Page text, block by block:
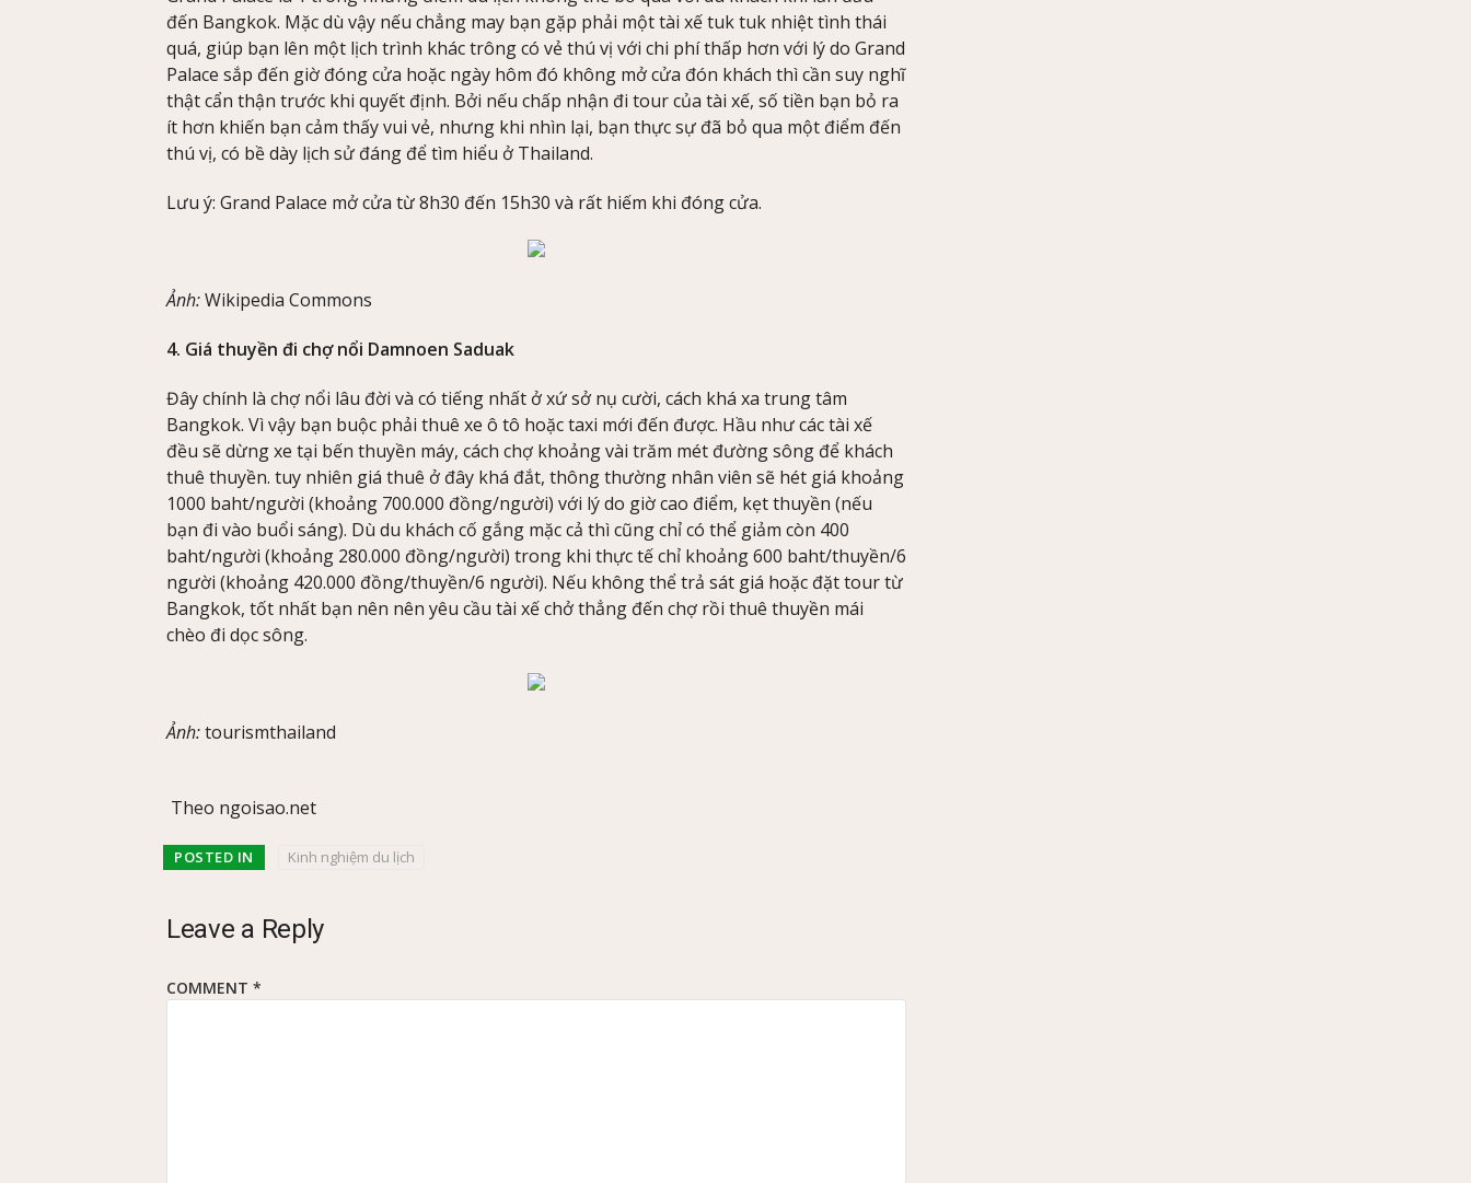
đến Bangkok. Mặc dù vậy nếu chẳng may bạn gặp phải một tài xế tuk tuk nhiệt tình thái
quá, giúp bạn lên một lịch trình khác trông có vẻ thú vị với chi phí thấp hơn với lý do Grand
Palace sắp đến giờ đóng cửa hoặc ngày hôm đó không mở cửa đón khách thì cần suy nghĩ
thật cẩn thận trước khi quyết định. Bởi nếu chấp nhận đi tour của tài xế, số tiền bạn bỏ ra
ít hơn khiến bạn cảm thấy vui vẻ, nhưng khi nhìn lại, bạn thực sự đã bỏ qua một điểm đến
thú vị, có bề dày lịch sử đáng để tìm hiểu ở Thailand.
Lưu ý: Grand Palace mở cửa từ 8h30 đến 15h30 và rất hiếm khi đóng cửa.
Ảnh:Wikipedia Commons
4. Giá thuyền đi chợ nổi Damnoen Saduak
Đây chính là chợ nổi lâu đời và có tiếng nhất ở xứ sở nụ cười, cách khá xa trung tâm
Bangkok. Vì vậy bạn buộc phải thuê xe ô tô hoặc taxi mới đến được. Hầu như các tài xế
đều sẽ dừng xe tại bến thuyền máy, cách chợ khoảng vài trăm mét đường sông để khách
thuê thuyền. tuy nhiên giá thuê ở đây khá đắt, thông thường nhân viên sẽ hét giá khoảng
1000 baht/người (khoảng 700.000 đồng/người) với lý do giờ cao điểm, kẹt thuyền (nếu
bạn đi vào buổi sáng). Dù du khách cố gắng mặc cả thì cũng chỉ có thể giảm còn 400
baht/người (khoảng 280.000 đồng/người) trong khi thực tế chỉ khoảng 600 baht/thuyền/6
người (khoảng 420.000 đồng/thuyền/6 người). Nếu không thể trả sát giá hoặc đặt tour từ
Bangkok, tốt nhất bạn nên nên yêu cầu tài xế chở thẳng đến chợ rồi thuê thuyền mái
chèo đi dọc sông.
Ảnh:tourismthailand
Theo ngoisao.net
POSTED IN Kinh nghiệm du lịch
Leave a Reply
COMMENT *